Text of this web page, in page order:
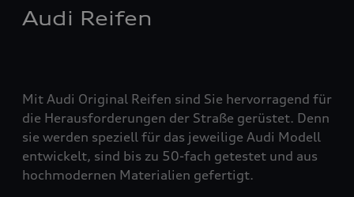
Audi Reifen
Mit Audi Original Reifen sind Sie hervorragend für
die Herausforderungen der Straße gerüstet. Denn
sie werden speziell für das jeweilige Audi Modell
entwickelt, sind bis zu 50-fach getestet und aus
hochmodernen Materialien gefertigt.